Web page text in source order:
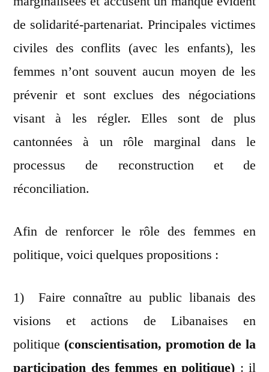
de solidarité-partenariat. Principales victimes
civiles des conflits (avec les enfants), les
femmes n’ont souvent aucun moyen de les
prévenir et sont exclues des négociations
visant à les régler. Elles sont de plus
cantonnées à un rôle marginal dans le
processus de reconstruction et de
réconciliation.
Afin de renforcer le rôle des femmes en
politique, voici quelques propositions :
1) Faire connaître au public libanais des
visions et actions de Libanaises en
politique (conscientisation, promotion de la
participation des femmes en politique) : il